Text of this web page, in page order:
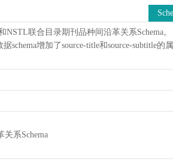
NSTL联合目录期刊品种间沿革关系Schema
增加了source-title和source-subtitle的
关系Schema